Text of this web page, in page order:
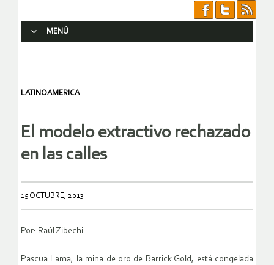
MENÚ
LATINOAMERICA
El modelo extractivo rechazado
en las calles
15 OCTUBRE, 2013
Por: Raúl Zibechi
Pascua Lama, la mina de oro de Barrick Gold, está congelada